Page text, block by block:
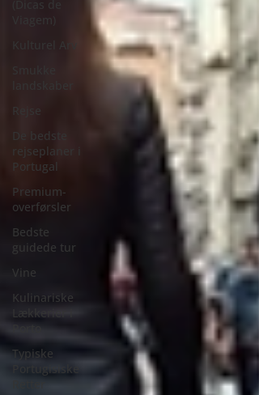
(Dicas de
Viagem)
De bedste
rejseplaner i
Portugal
Premium-
overførsler
Bedste
guidede tur
Vine
Kulinariske
Lækkerier i
Porto
Typiske
Portugisiske